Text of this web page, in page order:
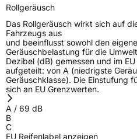
3PMSF / Schneeflockensymbol
EPREL ID1183404
Allgemeine Produktsicherheit
HerstellerkontaktROADKING,
Rollgeräusch
Das Rollgeräusch wirkt sich auf
Fahrzeugs aus
und beeinflusst sowohl den
Geräuschbelastung für die
Dezibel (dB) gemessen und im
aufgeteilt: von A (niedrigste
Geräuschklasse). Die Einstufung
sich an EU Grenzwerten.
A / 69 dB
B
C
EU Reifenlabel anzeigen